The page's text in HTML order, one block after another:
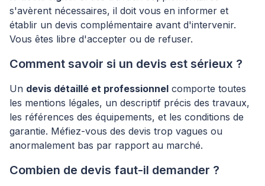
s'avèrent nécessaires, il doit vous en informer et
établir un devis complémentaire avant d'intervenir.
Vous êtes libre d'accepter ou de refuser.
Comment savoir si un devis est sérieux ?
Un devis détaillé et professionnel comporte toutes
les mentions légales, un descriptif précis des travaux,
les références des équipements, et les conditions de
garantie. Méfiez-vous des devis trop vagues ou
anormalement bas par rapport au marché.
Combien de devis faut-il demander ?